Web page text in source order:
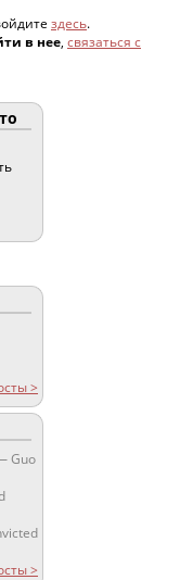
здесь.
в нее, связаться с
>
Guo
>